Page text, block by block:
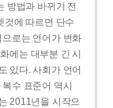
방법과 바뀌기 전
것에 따르면 단수
로는 언어가 변화
에는 대부분 긴 시
있다. 사회가 언어
수 표준어 역시
2011년을 시작으